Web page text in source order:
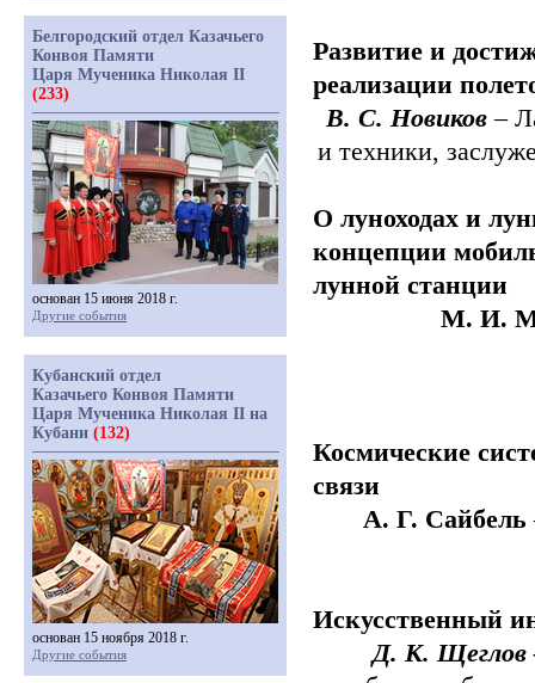
Развитие и
реализации
В. С. Новиков‒
и техники,
О луноходах и
концепции
лунной станции
М. И.
Космические
связи
А. Г. Сайбель
Искусственный
Д. К.
Белгородский отдел Казачьего
Конвоя Памяти
Царя Мученика Николая II
(233)
основан 15 июня 2018 г.
Другие события
Кубанский отдел
Казачьего Конвоя Памяти
Царя Мученика Николая II на
Кубани (132)
основан 15 ноября 2018 г.
Другие события